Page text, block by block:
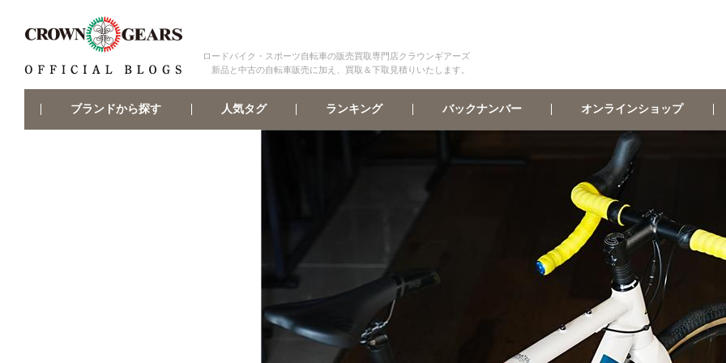
ロードバイク・スポーツ自転車の販売買取専門店クラウンギアーズ
新品と中古の自転車販売に加え、買取＆下取見積りいたします。
ブランドから探す 人気タグ ランキング バックナンバー オンラインショップ